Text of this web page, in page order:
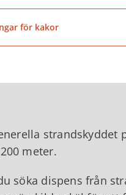
meter.
söka dispens från
för kakor